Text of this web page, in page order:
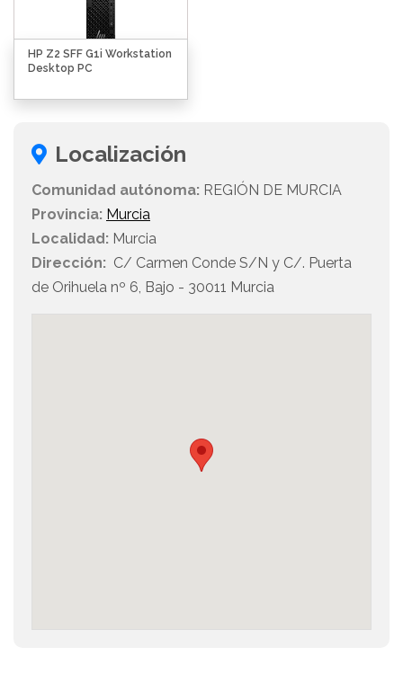
HP Z2 SFF G1i Workstation
Desktop PC
Localización
Comunidad autónoma: REGIÓN DE MURCIA
Provincia: Murcia
Localidad: Murcia
Dirección: C/ Carmen Conde S/N y C/. Puerta
de Orihuela nº 6, Bajo - 30011 Murcia